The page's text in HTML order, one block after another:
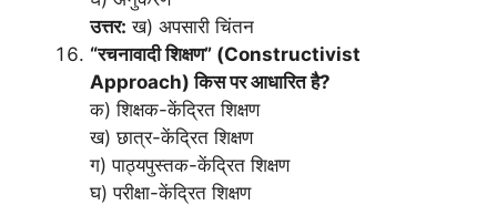
उत्तर: ख) अपसारी चिंतन
“रचनावादी शिक्षण” (Constructivist
Approach) किस पर आधारित है?
क) शिक्षक-केंद्रित शिक्षण
ख) छात्र-केंद्रित शिक्षण
ग) पाठ्यपुस्तक-केंद्रित शिक्षण
घ) परीक्षा-केंद्रित शिक्षण